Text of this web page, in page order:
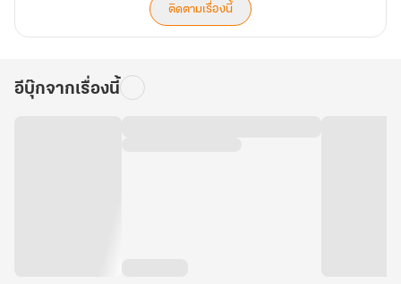
ติดตามเรื่องนี้
อีบุ๊กจากเรื่องนี้